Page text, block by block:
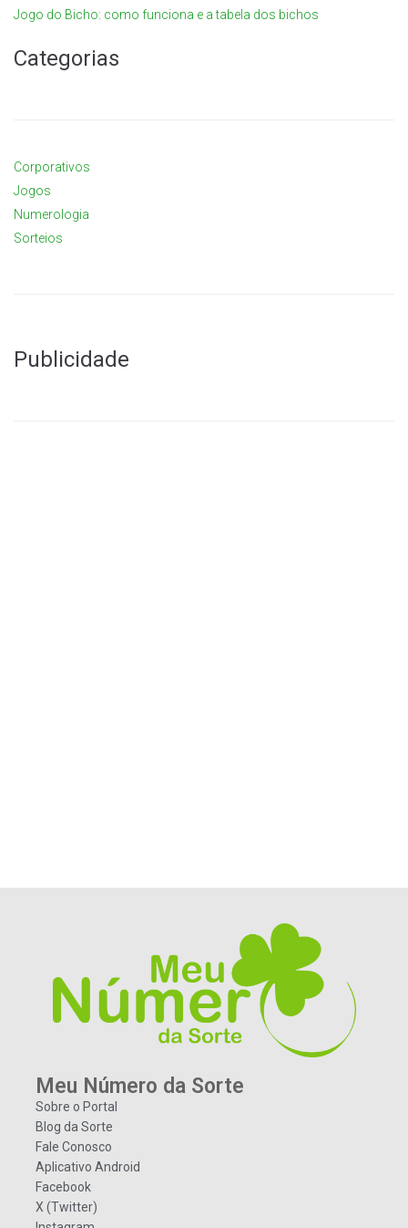
Jogo do Bicho: como funciona e a tabela dos bichos
Categorias
Corporativos
Jogos
Numerologia
Sorteios
Publicidade
Meu Número da Sorte
Sobre o Portal
Blog da Sorte
Fale Conosco
Aplicativo Android
Facebook
X (Twitter)